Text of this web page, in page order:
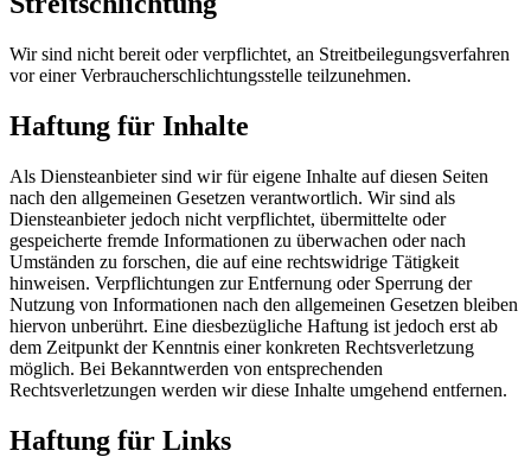
Wir sind nicht bereit oder verpflichtet, an Streitbeilegungsverfahren
vor einer Verbraucherschlichtungsstelle teilzunehmen.
Haftung für Inhalte
Als Diensteanbieter sind wir für eigene Inhalte auf diesen Seiten
nach den allgemeinen Gesetzen verantwortlich. Wir sind als
Diensteanbieter jedoch nicht verpflichtet, übermittelte oder
gespeicherte fremde Informationen zu überwachen oder nach
Umständen zu forschen, die auf eine rechtswidrige Tätigkeit
hinweisen. Verpflichtungen zur Entfernung oder Sperrung der
Nutzung von Informationen nach den allgemeinen Gesetzen bleiben
hiervon unberührt. Eine diesbezügliche Haftung ist jedoch erst ab
dem Zeitpunkt der Kenntnis einer konkreten Rechtsverletzung
möglich. Bei Bekanntwerden von entsprechenden
Rechtsverletzungen werden wir diese Inhalte umgehend entfernen.
Haftung für Links